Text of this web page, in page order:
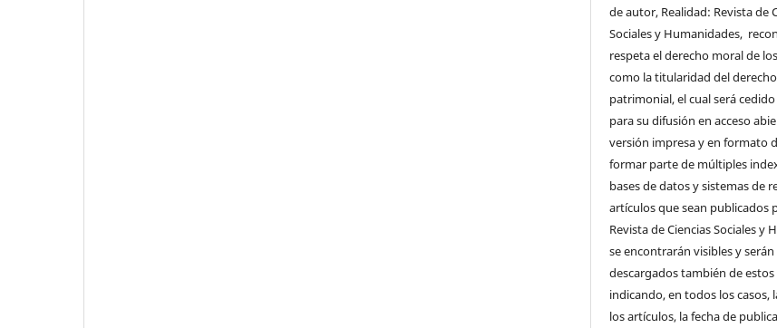
de autor, Realidad: Revista de
Sociales y Humanidades,
respeta el derecho moral de
como la titularidad del derecho
patrimonial, el cual será
para su difusión en acceso
versión impresa y en formato
formar parte de múltiples
bases de datos y sistemas de
artículos que sean publicados
Revista de Ciencias Sociales y
se encontrarán visibles y serán
descargados también de
indicando, en todos los casos,
los artículos, la fecha de